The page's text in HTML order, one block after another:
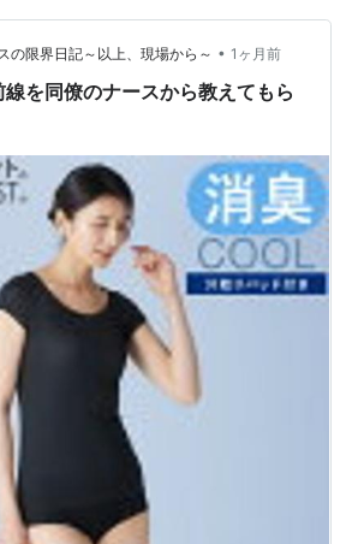
の限界日記～以上、現場から～ • 1ヶ月前
を同僚のナースから教えてもら